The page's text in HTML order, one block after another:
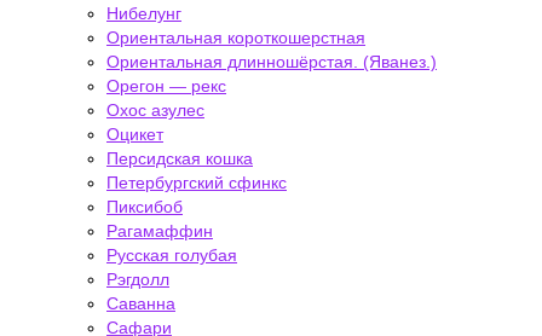
Нибелунг
Ориентальная короткошерстная
Ориентальная длинношёрстая. (Яванез.)
Орегон — рекс
Охос азулес
Оцикет
Персидская кошка
Петербургский сфинкс
Пиксибоб
Рагамаффин
Русская голубая
Рэгдолл
Саванна
Сафари